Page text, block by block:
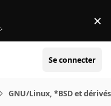
. ×
Se connecter
GNU/Linux, *BSD et